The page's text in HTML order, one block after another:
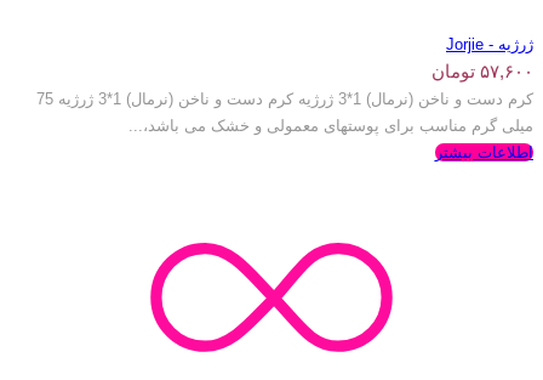
ژرژیه - Jorjie
۵۷,۶۰۰ تومان
کرم دست و ناخن (نرمال) 1*3 ژرژیه کرم دست و ناخن (نرمال) 1*3 ژرژیه 75
میلی گرم مناسب برای پوستهای معمولی و خشک می باشد،...
اطلاعات بیشتر